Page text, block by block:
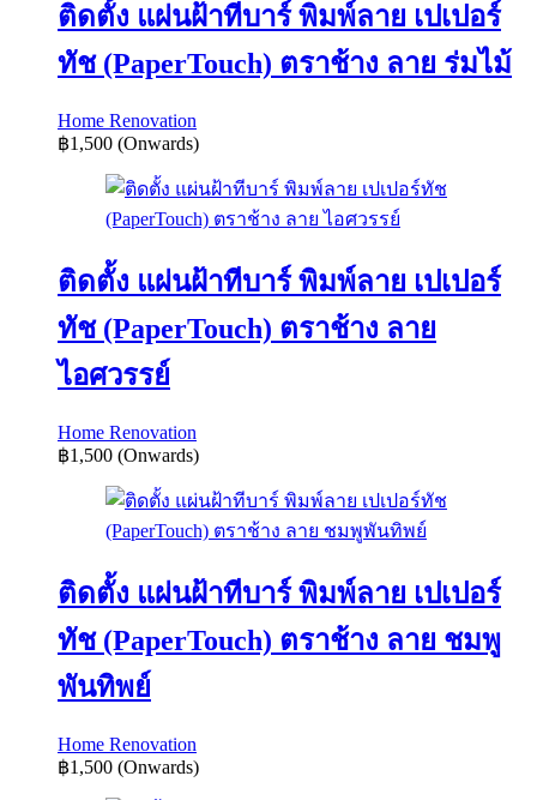
ติดตั้ง แผ่นฝ้าทีบาร์ พิมพ์ลาย เปเปอร์
ทัช (PaperTouch) ตราช้าง ลาย ร่มไม้
Home Renovation
฿1,500 (Onwards)
ติดตั้ง แผ่นฝ้าทีบาร์ พิมพ์ลาย เปเปอร์
ทัช (PaperTouch) ตราช้าง ลาย
ไอศวรรย์
Home Renovation
฿1,500 (Onwards)
ติดตั้ง แผ่นฝ้าทีบาร์ พิมพ์ลาย เปเปอร์
ทัช (PaperTouch) ตราช้าง ลาย ชมพู
พันทิพย์
Home Renovation
฿1,500 (Onwards)